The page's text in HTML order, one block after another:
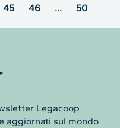
45 46 … 50
Legacoop
aggiornati sul mondo